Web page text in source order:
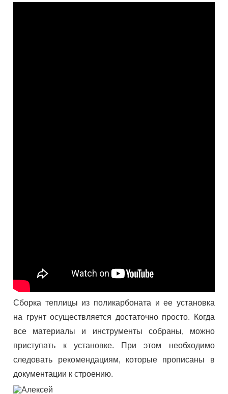
Сборка теплицы из поликарбоната и ее установка
на грунт осуществляется достаточно просто. Когда
все материалы и инструменты собраны, можно
приступать к установке. При этом необходимо
следовать рекомендациям, которые прописаны в
документации к строению.